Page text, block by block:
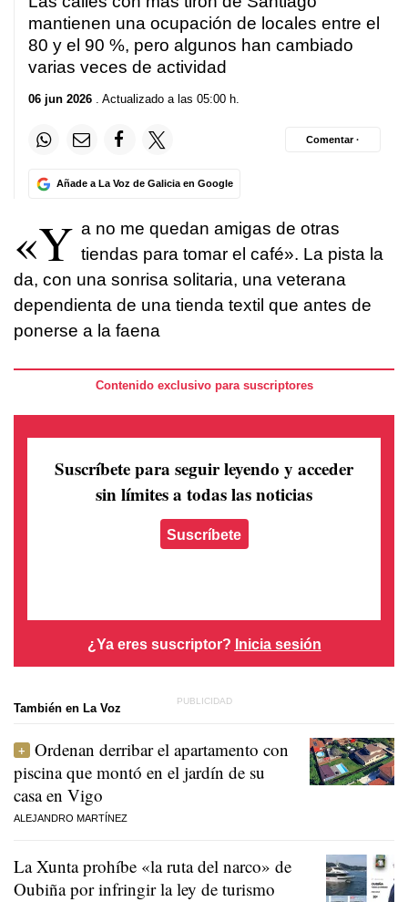
mantienen una ocupación de locales entre el
80 y el 90 %, pero algunos han cambiado
varias veces de actividad
06 jun 2026 . Actualizado a las 05:00 h.
Añade a La Voz de Galicia en Google
Comentar ·
«Y a no me quedan amigas de otras
tiendas para tomar el café». La pista la
da, con una sonrisa solitaria, una veterana
dependienta de una tienda textil que antes de
ponerse a la faena
Contenido exclusivo para suscriptores
Suscríbete para seguir leyendo y acceder
sin límites a todas las noticias
Suscríbete
¿Ya eres suscriptor? Inicia sesión
También en La Voz
Ordenan derribar el apartamento con
piscina que montó en el jardín de su
casa en Vigo
ALEJANDRO MARTÍNEZ
La Xunta prohíbe «la ruta del narco» de
Oubiña por infringir la ley de turismo